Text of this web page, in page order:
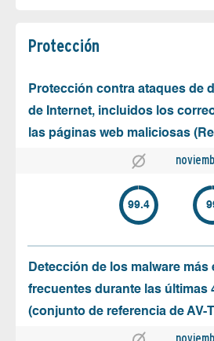
Protección
Protección contra ataques de
de Internet, incluidos los
las páginas web maliciosas
99.4
Detección de los malware
frecuentes durante las últimas
(conjunto de referencia de AV-